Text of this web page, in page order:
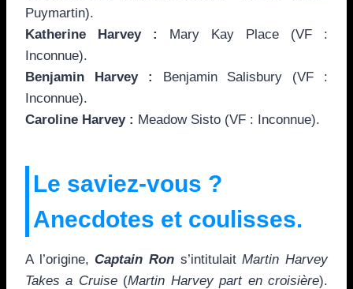
Puymartin).
Katherine Harvey :
Mary Kay Place (VF :
Inconnue).
Benjamin Harvey : Benjamin Salisbury (VF :
Inconnue).
Caroline Harvey : Meadow Sisto (VF : Inconnue).
Le saviez-vous ?
Anecdotes et coulisses.
A l’origine,Captain Ron s’intitulaitMartin Harvey
Takes a Cruise(Martin Harvey part en croisière).